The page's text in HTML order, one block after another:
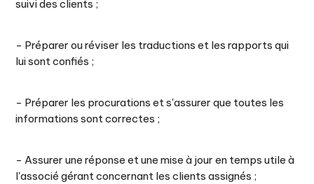
suivi des clients ;
- Préparer ou réviser les traductions et les rapports qui
lui sont confiés ;
- Préparer les procurations et s'assurer que toutes les
informations sont correctes ;
- Assurer une réponse et une mise à jour en temps utile à
l'associé gérant concernant les clients assignés ;